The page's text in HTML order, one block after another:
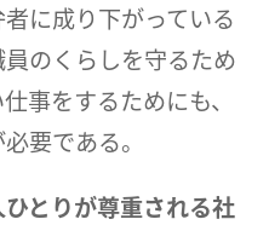
に成り下がっている
のくらしを守るため
事をするためにも、
要である。
とりが尊重される社